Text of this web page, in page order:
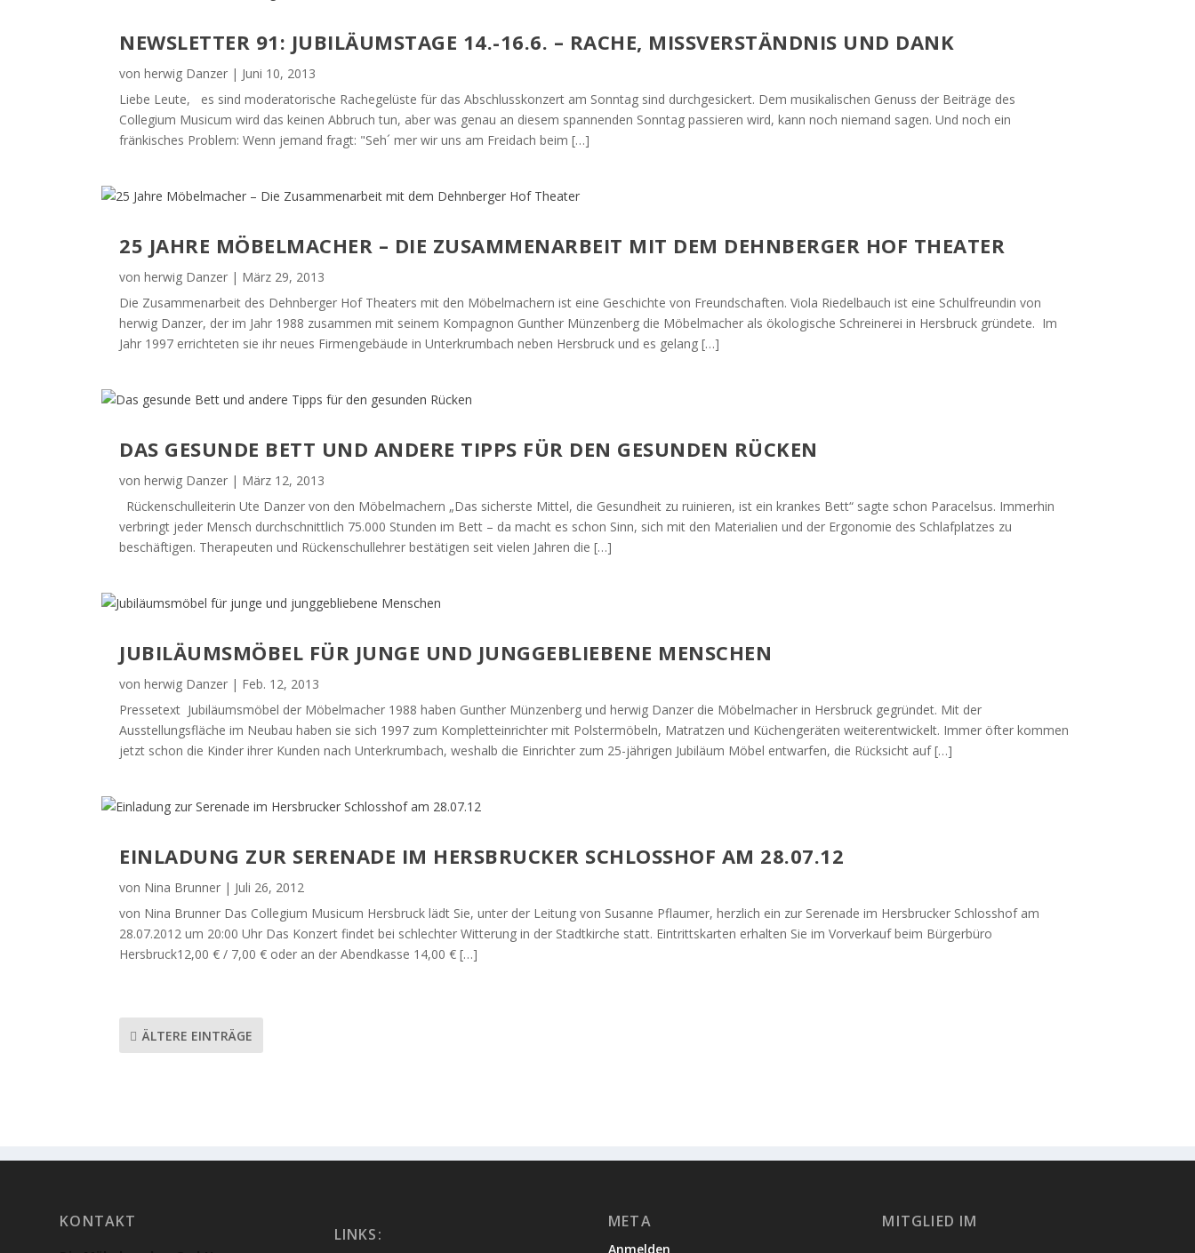
NEWSLETTER 91: JUBILÄUMSTAGE 14.-16.6. – RACHE, MISSVERSTÄNDNIS UND DANK
vonherwig Danzer | Juni 10, 2013
Liebe Leute, es sind moderatorische Rachegelüste für das Abschlusskonzert am Sonntag sind durchgesickert. Dem musikalischen Genuss der Beiträge des
Collegium Musicum wird das keinen Abbruch tun, aber was genau an diesem spannenden Sonntag passieren wird, kann noch niemand sagen. Und noch ein
fränkisches Problem: Wenn jemand fragt: "Seh´ mer wir uns am Freidach beim […]
25 JAHRE MÖBELMACHER – DIE ZUSAMMENARBEIT MIT DEM DEHNBERGER HOF THEATER
vonherwig Danzer | März 29, 2013
Die Zusammenarbeit des Dehnberger Hof Theaters mit den Möbelmachern ist eine Geschichte von Freundschaften. Viola Riedelbauch ist eine Schulfreundin von
herwig Danzer, der im Jahr 1988 zusammen mit seinem Kompagnon Gunther Münzenberg die Möbelmacher als ökologische Schreinerei in Hersbruck gründete. Im
Jahr 1997 errichteten sie ihr neues Firmengebäude in Unterkrumbach neben Hersbruck und es gelang […]
DAS GESUNDE BETT UND ANDERE TIPPS FÜR DEN GESUNDEN RÜCKEN
vonherwig Danzer | März 12, 2013
Rückenschulleiterin Ute Danzer von den Möbelmachern „Das sicherste Mittel, die Gesundheit zu ruinieren, ist ein krankes Bett“ sagte schon Paracelsus. Immerhin
verbringt jeder Mensch durchschnittlich 75.000 Stunden im Bett – da macht es schon Sinn, sich mit den Materialien und der Ergonomie des Schlafplatzes zu
beschäftigen. Therapeuten und Rückenschullehrer bestätigen seit vielen Jahren die […]
JUBILÄUMSMÖBEL FÜR JUNGE UND JUNGGEBLIEBENE MENSCHEN
vonherwig Danzer | Feb. 12, 2013
Pressetext Jubiläumsmöbel der Möbelmacher 1988 haben Gunther Münzenberg und herwig Danzer die Möbelmacher in Hersbruck gegründet. Mit der
Ausstellungsfläche im Neubau haben sie sich 1997 zum Kompletteinrichter mit Polstermöbeln, Matratzen und Küchengeräten weiterentwickelt. Immer öfter kommen
jetzt schon die Kinder ihrer Kunden nach Unterkrumbach, weshalb die Einrichter zum 25-jährigen Jubiläum Möbel entwarfen, die Rücksicht auf […]
EINLADUNG ZUR SERENADE IM HERSBRUCKER SCHLOSSHOF AM 28.07.12
von Nina Brunner | Juli 26, 2012
von Nina Brunner Das Collegium Musicum Hersbruck lädt Sie, unter der Leitung von Susanne Pflaumer, herzlich ein zur Serenade im Hersbrucker Schlosshof am
28.07.2012 um 20:00 Uhr Das Konzert findet bei schlechter Witterung in der Stadtkirche statt. Eintrittskarten erhalten Sie im Vorverkauf beim Bürgerbüro
Hersbruck12,00 € / 7,00 € oder an der Abendkasse 14,00 € […]
ÄLTERE EINTRÄGE
KONTAKT
LINKS:
META
Anmelden
MITGLIED IM